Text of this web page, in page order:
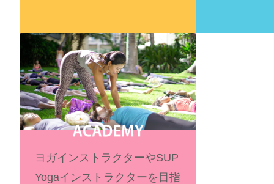
ヨガインストラクターやSUP
Yogaインストラクターを目指